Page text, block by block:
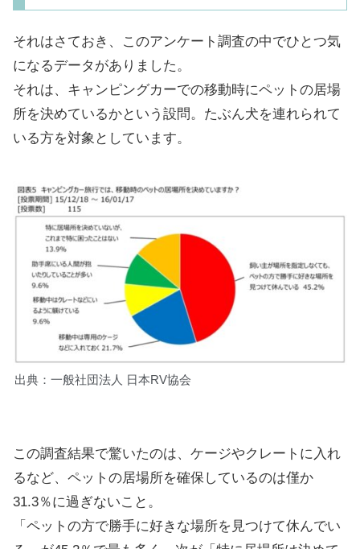
それはさておき、このアンケート調査の中でひとつ気
になるデータがありました。
それは、キャンピングカーでの移動時にペットの居場
所を決めているかという設問。たぶん犬を連れられて
いる方を対象としています。
出典：一般社団法人 日本RV協会
この調査結果で驚いたのは、ケージやクレートに入れ
るなど、ペットの居場所を確保しているのは僅か
31.3％に過ぎないこと。
「ペットの方で勝手に好きな場所を見つけて休んでい